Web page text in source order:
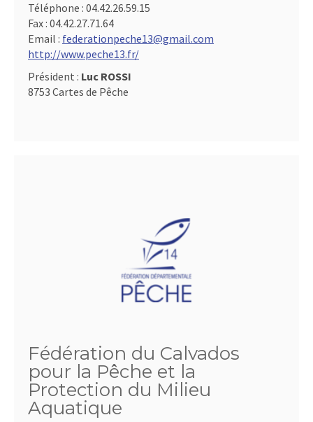
Téléphone : 04.42.26.59.15
Fax : 04.42.27.71.64
Email : federationpeche13@gmail.com
http://www.peche13.fr/
Président : Luc ROSSI
8753 Cartes de Pêche
Fédération du Calvados
pour la Pêche et la
Protection du Milieu
Aquatique